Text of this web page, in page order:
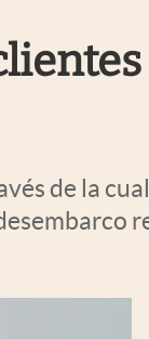
de la